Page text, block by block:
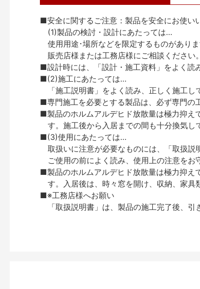
■安全に関するご注意：製品を安全にお使い
(1)製品の検討・設計にあたっては…
使用用途･場所などを限定するものがあり
販売店様または工務店様にご相談ください。
■設計時には、「設計・施工資料」をよく読
■(2)施工にあたっては…
「施工説明書」をよく読み、正しく施工し
■専門施工を必要とする製品は、必ず専門の
■製品のホルムアルデヒド放散量は極力抑え
す。施工後から入居までの間も十分換気し
■(3)使用にあたっては…
取扱いに注意が必要なものには、「取扱説
ご使用の前によく読み、使用上の注意をお
■製品のホルムアルデヒド放散量は極力抑え
す。入居後は、時々窓を開け、収納、家具
■※工務店様へお願い
「取扱説明書」は、製品の施工完了後、